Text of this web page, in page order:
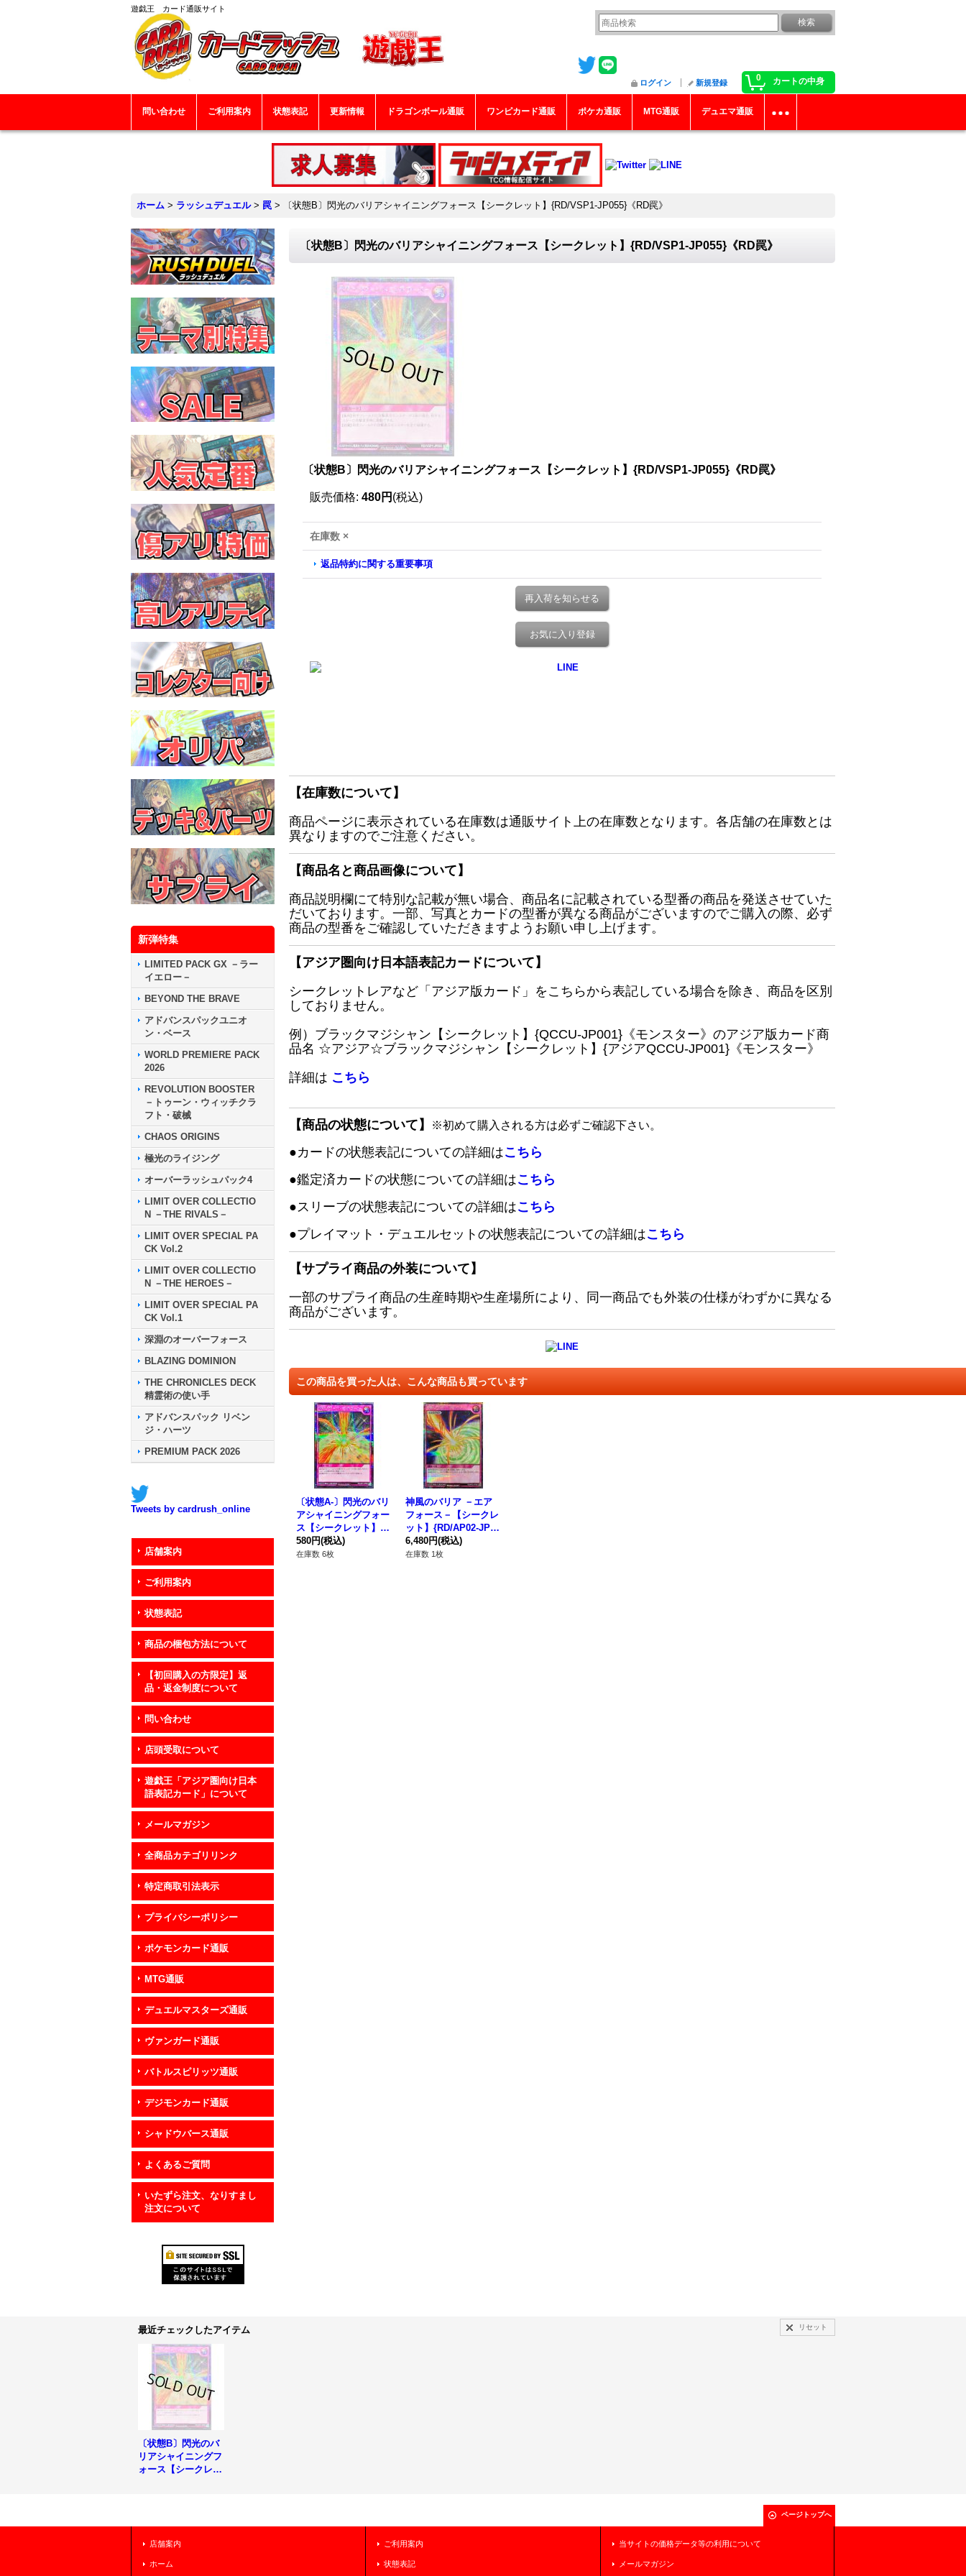
遊戯王 カード通販サイト
0 カートの中身
ログイン 新規登録
問い合わせ ご利用案内 状態表記 更新情報 ドラゴンボール通販 ワンピカード通販 ポケカ通販 MTG通販 デュエマ通販
ホーム > ラッシュデュエル > 罠 > 〔状態B〕閃光のバリアシャイニングフォース【シークレット】{RD/VSP1-JP055}《RD罠》
新弾特集
LIMITED PACK GX －ラー
イエロー－
BEYOND THE BRAVE
アドバンスパックユニオ
ン・ベース
WORLD PREMIERE PACK
2026
REVOLUTION BOOSTER
－トゥーン・ウィッチクラ
フト・破械
CHAOS ORIGINS
極光のライジング
オーバーラッシュパック4
LIMIT OVER COLLECTIO
N －THE RIVALS－
LIMIT OVER SPECIAL PA
CK Vol.2
LIMIT OVER COLLECTIO
N －THE HEROES－
LIMIT OVER SPECIAL PA
CK Vol.1
深淵のオーバーフォース
BLAZING DOMINION
THE CHRONICLES DECK
精霊術の使い手
アドバンスパック リベン
ジ・ハーツ
PREMIUM PACK 2026
Tweets by cardrush_online
店舗案内
ご利用案内
状態表記
商品の梱包方法について
【初回購入の方限定】返
品・返金制度について
問い合わせ
店頭受取について
遊戯王「アジア圏向け日本
語表記カード」について
メールマガジン
全商品カテゴリリンク
特定商取引法表示
プライバシーポリシー
ポケモンカード通販
MTG通販
デュエルマスターズ通販
ヴァンガード通販
バトルスピリッツ通販
デジモンカード通販
シャドウバース通販
よくあるご質問
いたずら注文、なりすまし
注文について
〔状態B〕閃光のバリアシャイニングフォース【シークレット】{RD/VSP1-JP055}《RD罠》
〔状態B〕閃光のバリアシャイニングフォース【シークレット】{RD/VSP1-JP055}《RD罠》
販売価格: 480円 (税込)
在庫数 ×
返品特約に関する重要事項
再入荷を知らせる
お気に入り登録
【在庫数について】
商品ページに表示されている在庫数は通販サイト上の在庫数となります。各店舗の在庫数とは
異なりますのでご注意ください。
【商品名と商品画像について】
商品説明欄にて特別な記載が無い場合、商品名に記載されている型番の商品を発送させていた
だいております。一部、写真とカードの型番が異なる商品がございますのでご購入の際、必ず
商品の型番をご確認していただきますようお願い申し上げます。
【アジア圏向け日本語表記カードについて】
シークレットレアなど「アジア版カード」をこちらから表記している場合を除き、商品を区別
しておりません。
例）ブラックマジシャン【シークレット】{QCCU-JP001}《モンスター》のアジア版カード商
品名 ☆アジア☆ブラックマジシャン【シークレット】{アジアQCCU-JP001}《モンスター》
詳細は こちら
【商品の状態について】 ※初めて購入される方は必ずご確認下さい。
●カードの状態表記についての詳細はこちら
●鑑定済カードの状態についての詳細はこちら
●スリーブの状態表記についての詳細はこちら
●プレイマット・デュエルセットの状態表記についての詳細はこちら
【サプライ商品の外装について】
一部のサプライ商品の生産時期や生産場所により、同一商品でも外装の仕様がわずかに異なる
商品がございます。
この商品を買った人は、こんな商品も買っています
〔状態A-〕閃光のバリ
アシャイニングフォー
ス【シークレット】{R
D/VSP1-JP055}《RD
罠》
580円(税込)
在庫数 6枚
神風のバリア －エア
フォース－【シークレ
ット】{RD/AP02-JP05
8}《RD罠》
6,480円(税込)
在庫数 1枚
最近チェックしたアイテム リセット
〔状態B〕閃光のバ
リアシャイニングフ
ォース【シークレッ
ページトップへ
店舗案内
ホーム
ご利用案内
状態表記
当サイトの価格データ等の利用について
メールマガジン